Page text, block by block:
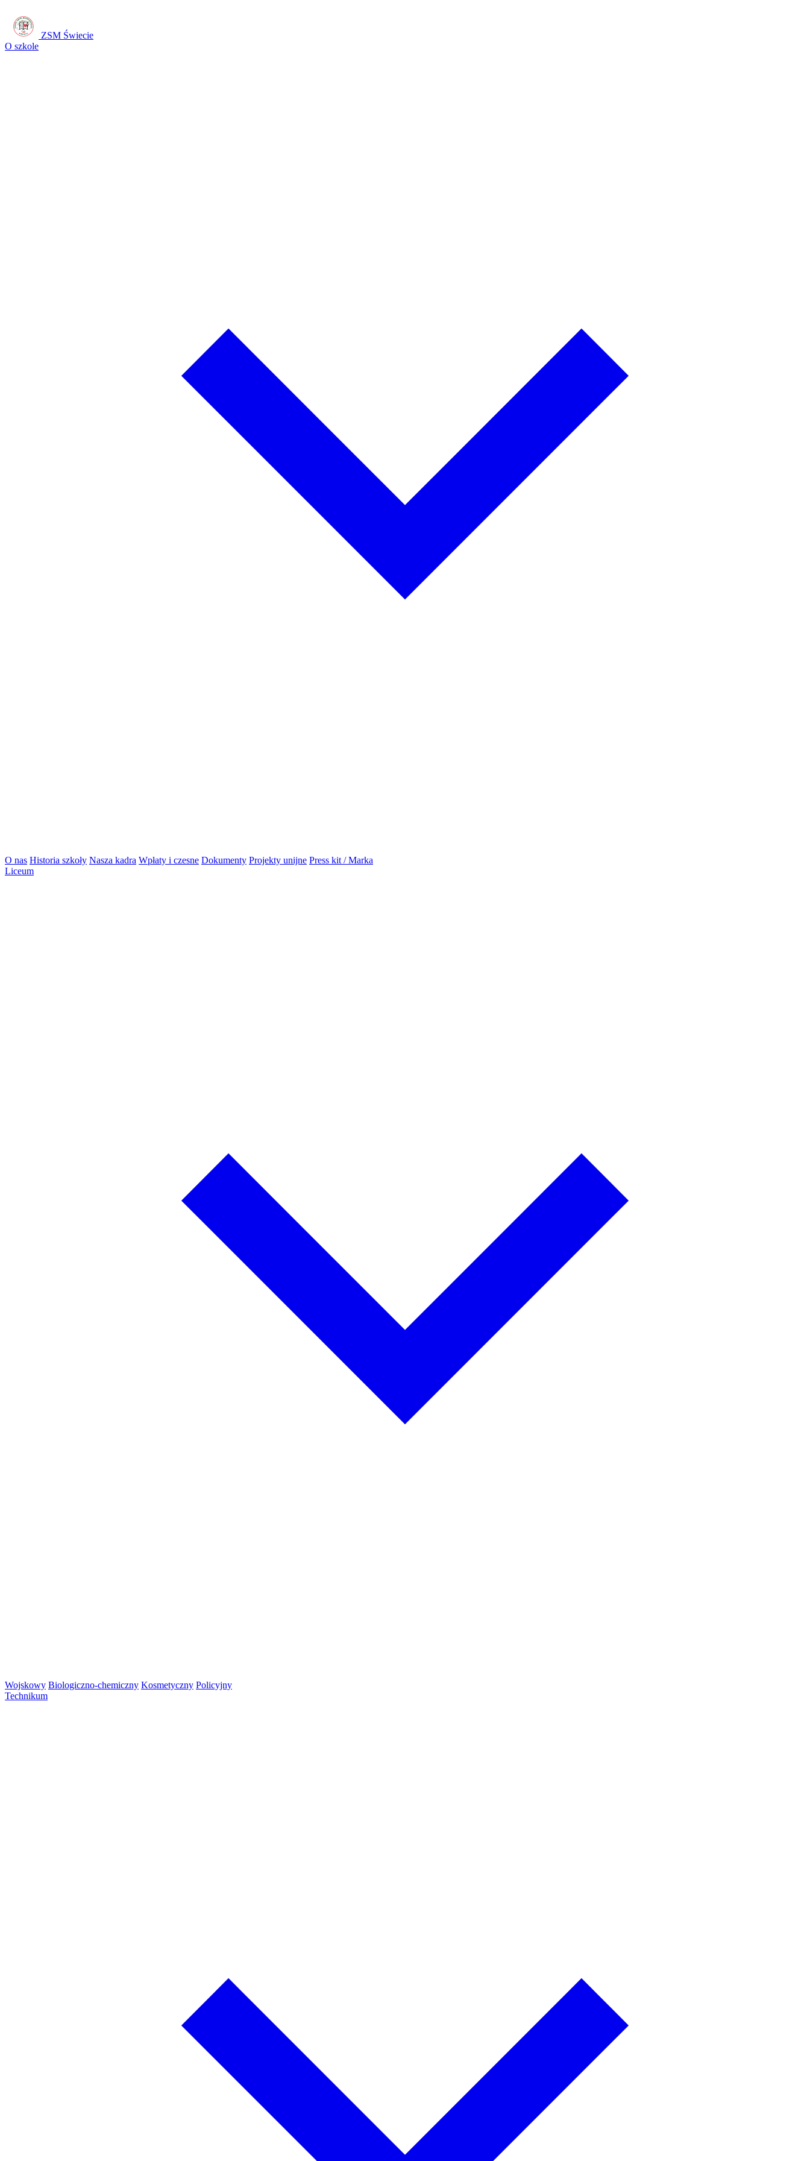
ZSM Świecie
O szkole
O nas Historia szkoły Nasza kadra Wpłaty i czesne Dokumenty Projekty unijne Press kit / Marka
Liceum
Wojskowy Biologiczno-chemiczny Kosmetyczny Policyjny
Technikum